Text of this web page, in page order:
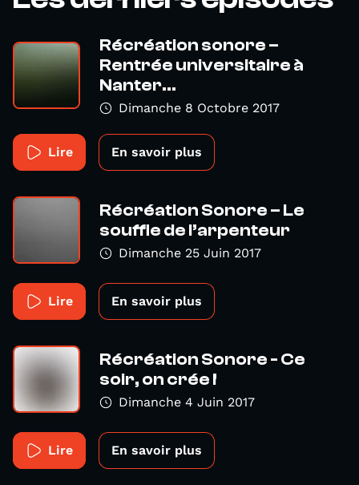
Récréation sonore –
Rentrée universitaire à
Nanter...
Dimanche 8 Octobre 2017
Lire En savoir plus
Récréation Sonore – Le
souffle de l’arpenteur
Dimanche 25 Juin 2017
Lire En savoir plus
Récréation Sonore - Ce
soir, on crée !
Dimanche 4 Juin 2017
Lire En savoir plus